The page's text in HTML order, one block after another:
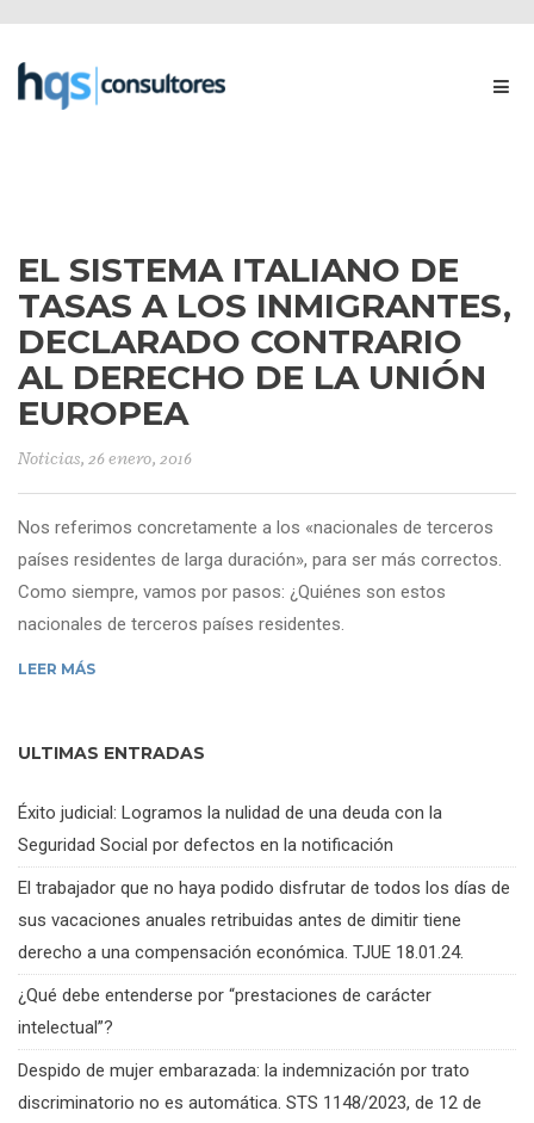
EL SISTEMA ITALIANO DE
TASAS A LOS INMIGRANTES,
DECLARADO CONTRARIO
AL DERECHO DE LA UNIÓN
EUROPEA
Noticias, 26 enero, 2016
Nos referimos concretamente a los «nacionales de terceros
países residentes de larga duración», para ser más correctos.
Como siempre, vamos por pasos: ¿Quiénes son estos
nacionales de terceros países residentes.
LEER MÁS
ULTIMAS ENTRADAS
Éxito judicial: Logramos la nulidad de una deuda con la
Seguridad Social por defectos en la notificación
El trabajador que no haya podido disfrutar de todos los días de
sus vacaciones anuales retribuidas antes de dimitir tiene
derecho a una compensación económica. TJUE 18.01.24.
¿Qué debe entenderse por “prestaciones de carácter
intelectual”?
Despido de mujer embarazada: la indemnización por trato
discriminatorio no es automática. STS 1148/2023, de 12 de